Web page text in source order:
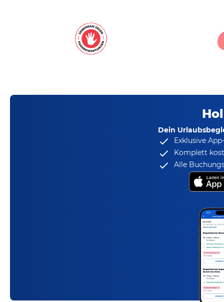
Dein
Exklusive
Komplett
Alle